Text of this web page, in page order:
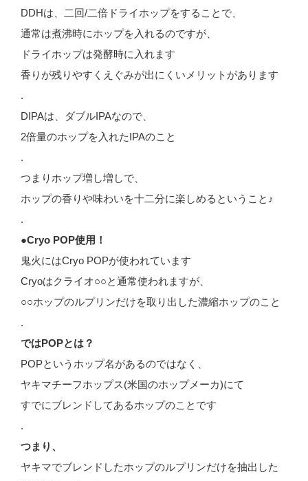
DDHは、二回/二倍ドライホップをすることで、
通常は煮沸時にホップを入れるのですが、
ドライホップは発酵時に入れます
香りが残りやすくえぐみが出にくいメリットがあります
.
DIPAは、ダブルIPAなので、
2倍量のホップを入れたIPAのこと
.
つまりホップ増し増しで、
ホップの香りや味わいを十二分に楽しめるということ♪
.
●Cryo POP使用！
鬼火にはCryo POPが使われています
Cryoはクライオ○○と通常使われますが、
○○ホップのルプリンだけを取り出した濃縮ホップのこと
.
ではPOPとは？
POPというホップ名があるのではなく、
ヤキマチーフホップス(米国のホップメーカ)にて
すでにブレンドしてあるホップのことです
.
つまり、
ヤキマでブレンドしたホップのルプリンだけを抽出した